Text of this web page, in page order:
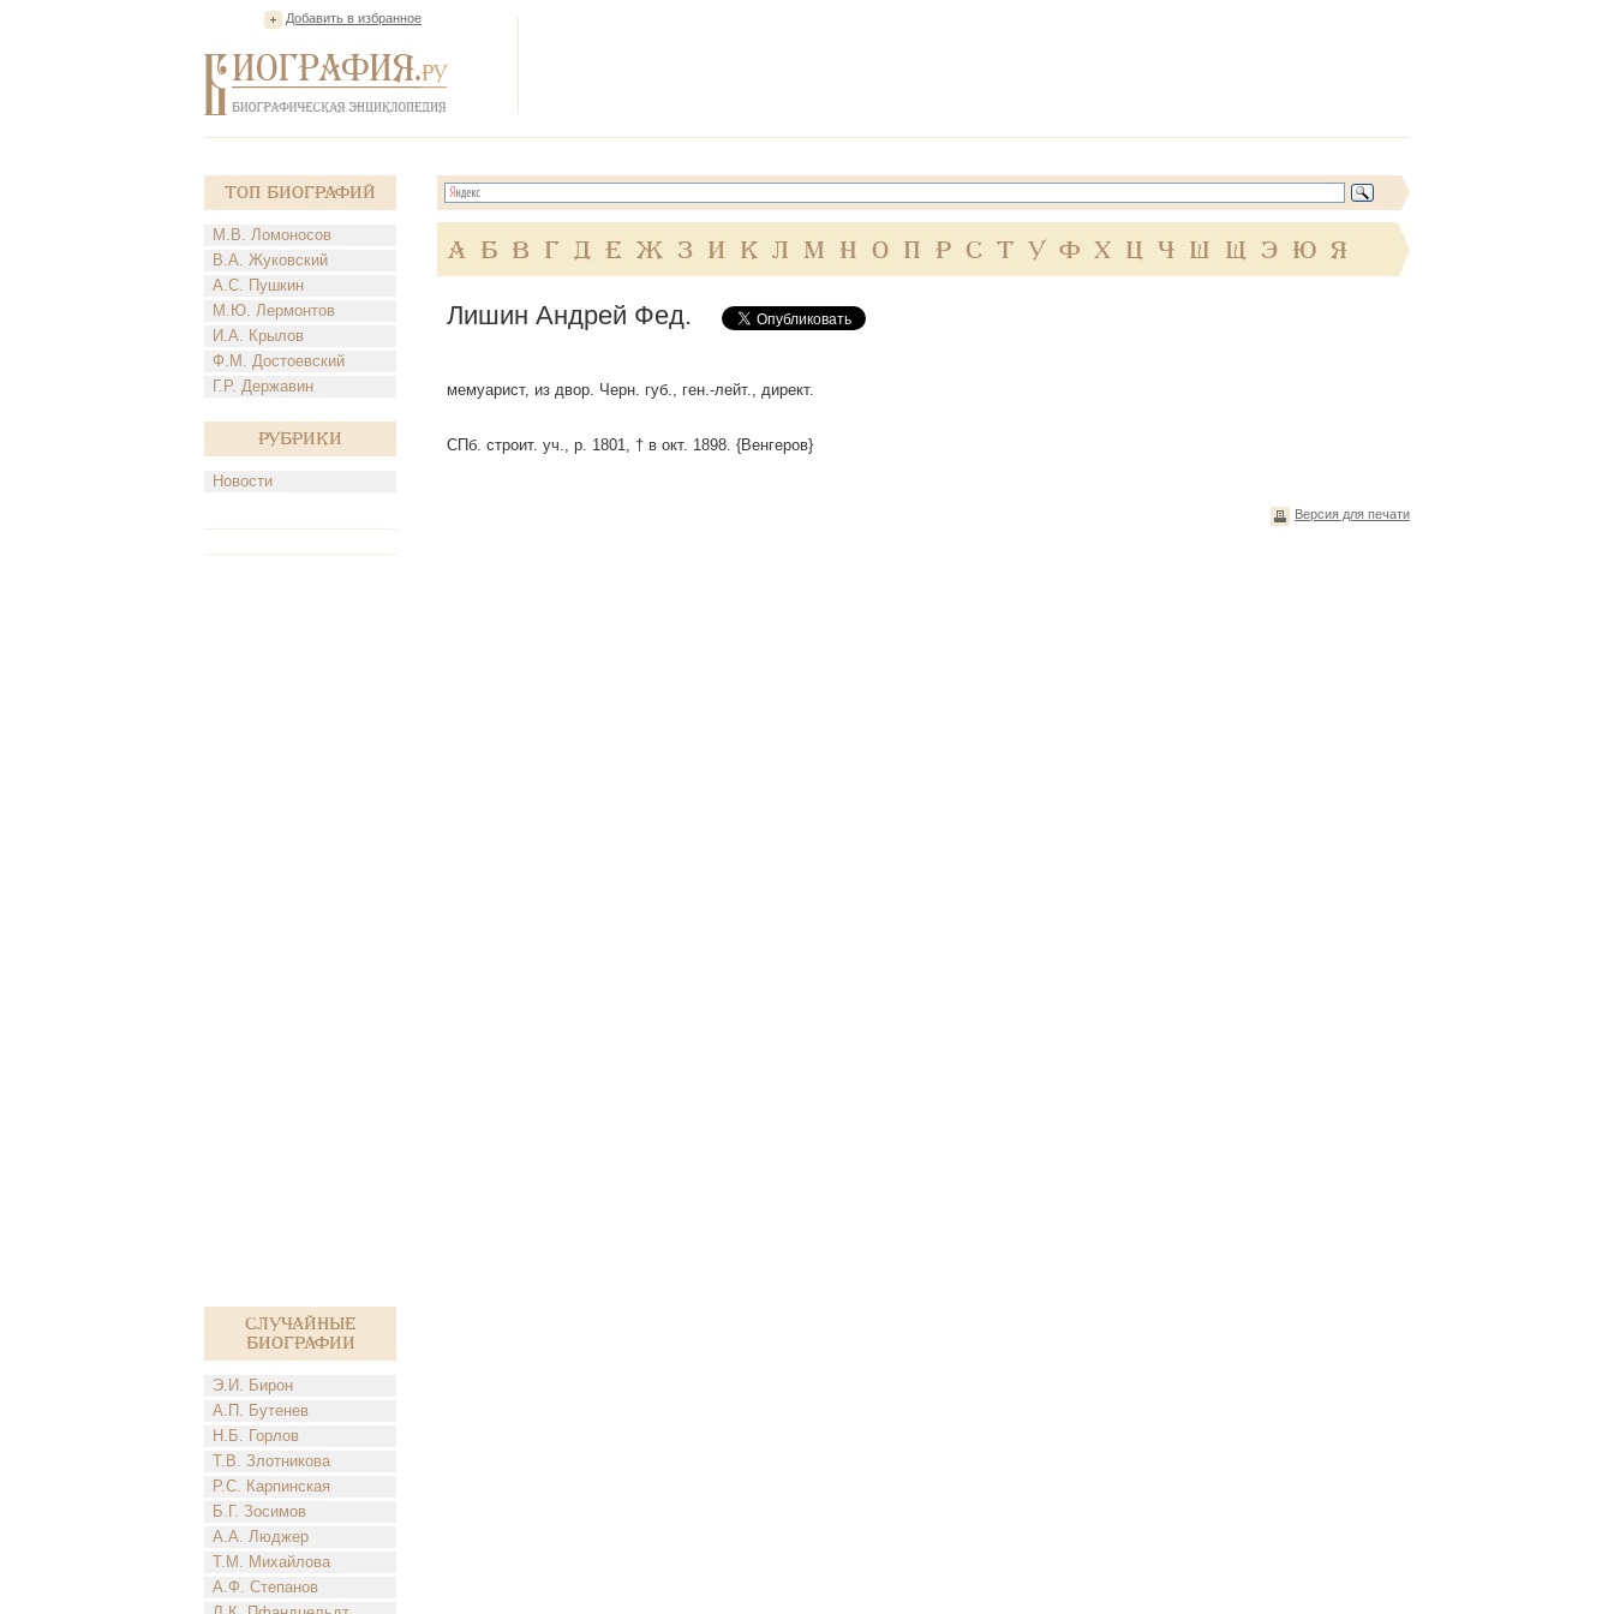
Добавить в избранное
Топ Биографий
М.В. Ломоносов
В.А. Жуковский
А.С. Пушкин
М.Ю. Лермонтов
И.А. Крылов
Ф.М. Достоевский
Г.Р. Державин
Рубрики
Новости
Случайные
биографии
Э.И. Бирон
А.П. Бутенев
Н.Б. Горлов
Т.В. Злотникова
Р.С. Карпинская
Б.Г. Зосимов
А.А. Люджер
Т.М. Михайлова
А.Ф. Степанов
А Б В Г Д Е Ж З И К Л М Н О П Р С Т У Ф Х Ц Ч Ш Щ Э Ю Я
Лишин Андрей Фед.
мемуарист, из двор. Черн. губ., ген.-лейт., директ.
СПб. строит. уч., р. 1801, † в окт. 1898. {Венгеров}
Версия для печати